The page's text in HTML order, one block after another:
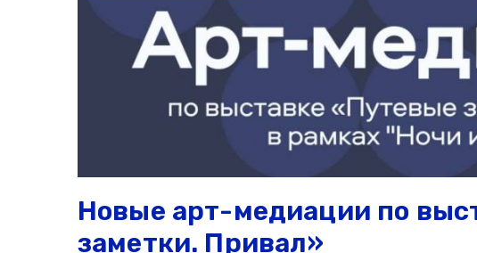
Новые арт-медиации по
заметки. Привал»